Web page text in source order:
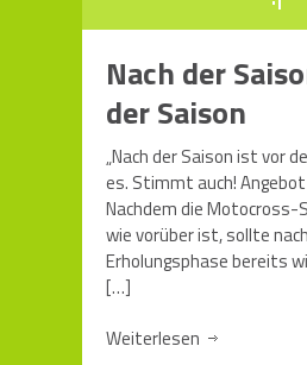
Nach der
der Saison
„Nach der Saison ist vor
es. Stimmt auch!
Nachdem die Motocross-
wie vorüber ist, sollte
Erholungsphase bereits
[…]
Weiterlesen